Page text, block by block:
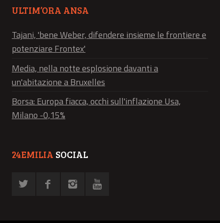
ULTIM’ORA ANSA
Tajani, 'bene Weber, difendere insieme le frontiere e
potenziare Frontex'
Media, nella notte esplosione davanti a
un'abitazione a Bruxelles
Borsa: Europa fiacca, occhi sull'inflazione Usa,
Milano -0,15%
24EMILIA SOCIAL